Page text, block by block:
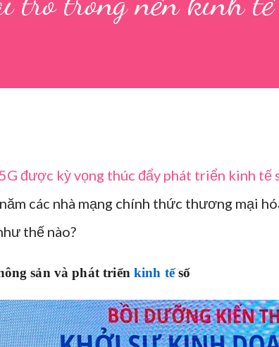
được kỳ vọng thúc đẩy phát triển kinh tế
các nhà mạng chính thức thương mại
thế nào?
sản và phát triển kinh tếsố